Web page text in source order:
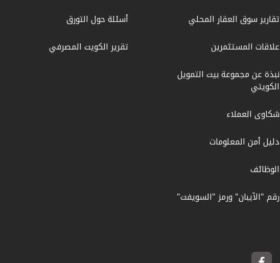
تقارير سوق العقار المحلي
علاقات المستثمرين
نبذة عن مجموعة بيت التمويل
الكويتي
شكاوى العملاء
دليل أمن المعلومات
الوظائف
رقم "الآيبان" ورمز "السويفت"
أسئلة حول التورق
تقرير الكويت المصرفي